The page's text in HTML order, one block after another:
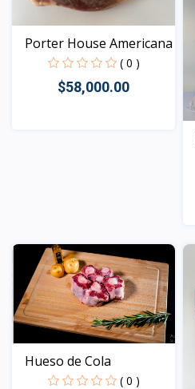
Porter House Americana
( 0 )
$58,000.00
Hueso de Cola
( 0 )